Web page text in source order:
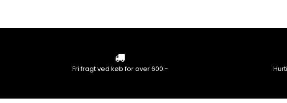
Fri fragt ved køb for over 600.-